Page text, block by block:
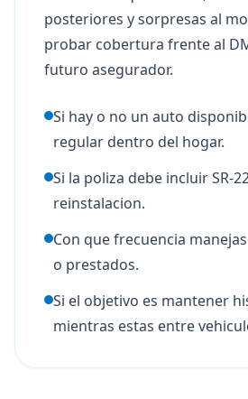
posteriores y sorpresas al
probar cobertura frente al
futuro asegurador.
Si hay o no un auto
regular dentro del hogar.
Si la poliza debe incluir SR-
reinstalacion.
Con que frecuencia
o prestados.
Si el objetivo es mantener
mientras estas entre